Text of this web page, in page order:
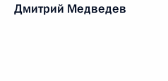
Дмитрий Медведев